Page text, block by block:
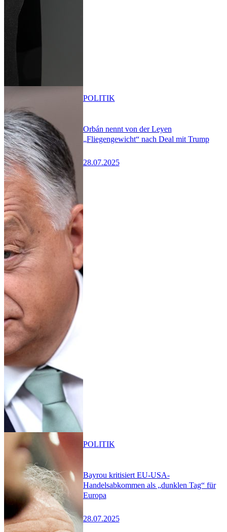
Orbán nennt von der Leyen
„Fliegengewicht“ nach Deal mit Trump
28.07.2025
POLITIK
Bayrou kritisiert EU-USA-
Handelsabkommen als „dunklen Tag“ für
Europa
28.07.2025
POLITIK